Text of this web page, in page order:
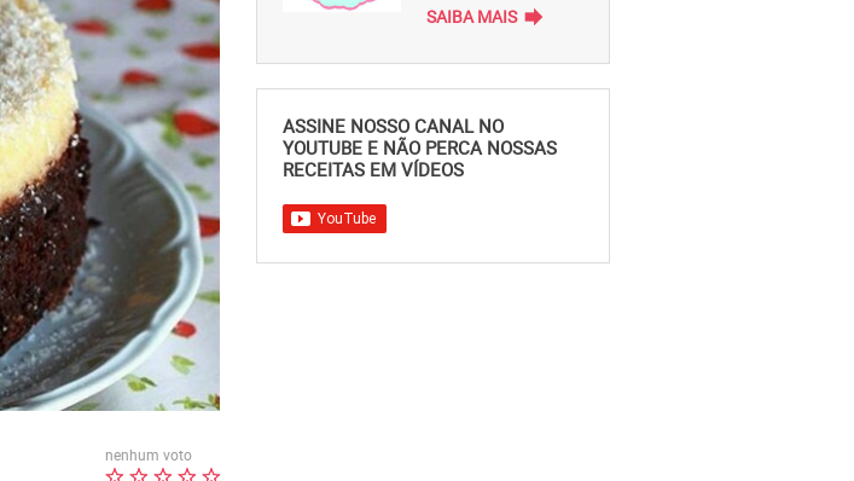
nenhum voto
SAIBA MAIS forward
ASSINE NOSSO CANAL NO
YOUTUBE E NÃO PERCA NOSSAS
RECEITAS EM VÍDEOS